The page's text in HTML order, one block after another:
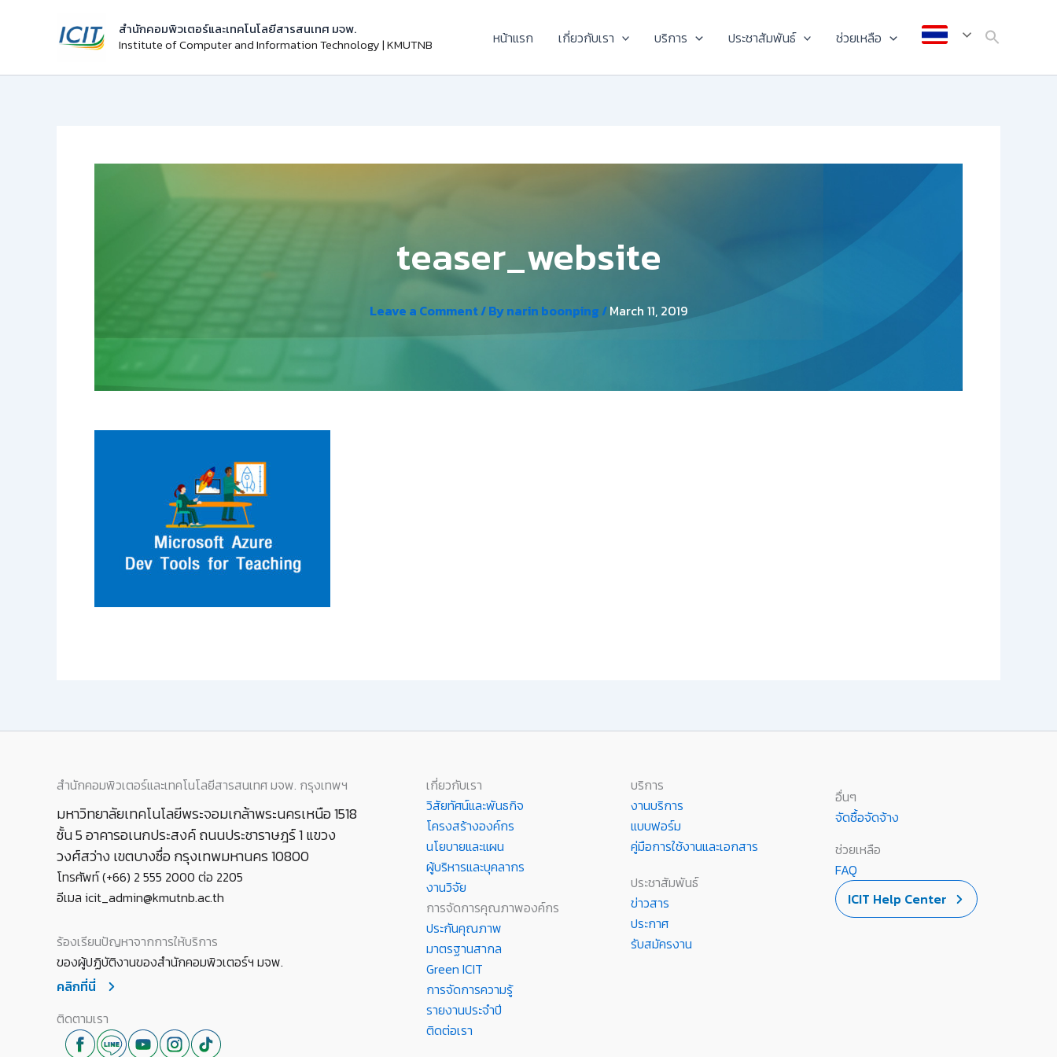
สำนักคอมพิวเตอร์และเทคโนโลยีสารสนเทศ มจพ.
Institute of Computer and Information Technology | KMUTNB
หน้าแรก เกี่ยวกับเรา บริการ ประชาสัมพันธ์ ช่วยเหลือ
teaser_website
Leave a Comment/ Bynarin boonping/March 11, 2019
สำนักคอมพิวเตอร์และเทคโนโลยีสารสนเทศ มจพ. กรุงเทพฯ
มหาวิทยาลัยเทคโนโลยีพระจอมเกล้าพระนครเหนือ 1518
ชั้น 5 อาคารอเนกประสงค์ ถนนประชาราษฎร์ 1 แขวง
วงศ์สว่าง เขตบางซื่อ กรุงเทพมหานคร 10800
โทรศัพท์ (+66) 2 555 2000 ต่อ 2205
อีเมล icit_admin@kmutnb.ac.th
ร้องเรียนปัญหาจากการให้บริการ
ของผู้ปฏิบัติงานของสำนักคอมพิวเตอร์ฯ มจพ.
คลิกที่นี่
ติดตามเรา
เกี่ยวกับเรา
วิสัยทัศน์และพันธกิจ
โครงสร้างองค์กร
นโยบายและแผน
ผู้บริหารและบุคลากร
งานวิจัย
การจัดการคุณภาพองค์กร
ประกันคุณภาพ
มาตรฐานสากล
Green ICIT
การจัดการความรู้
รายงานประจำปี
ติดต่อเรา
บริการ
งานบริการ
แบบฟอร์ม
คู่มือการใช้งานและเอกสาร
ประชาสัมพันธ์
ข่าวสาร
ประกาศ
รับสมัครงาน
อื่นๆ
จัดซื้อจัดจ้าง
ช่วยเหลือ
FAQ
ICIT Help Center